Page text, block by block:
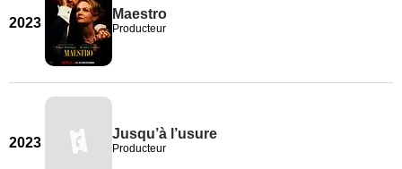
2023
Maestro
Producteur
2023
Jusqu’à l’usure
Producteur